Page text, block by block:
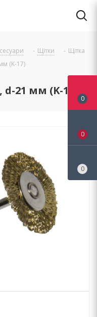
- Щітки - Щітка
(K-17)
21 мм (K-17)
0
0
0